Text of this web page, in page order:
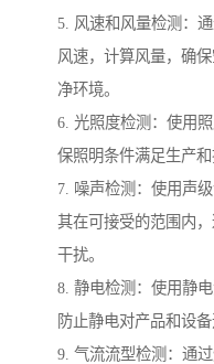
5. 风速和风量检测：
风速，计算风量，确
净环境。
6. 光照度检测：使用
保照明条件满足生产和
7. 噪声检测：使用声
其在可接受的范围内
干扰。
8. 静电检测：使用静
防止静电对产品和设备
9. 气流流型检测：通